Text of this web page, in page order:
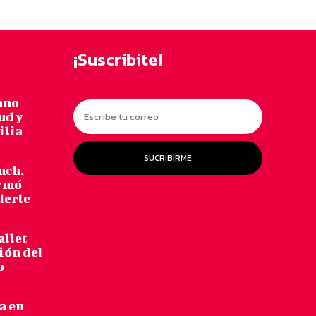
y
del
en
¡Suscribite!
SUCRIBIRME